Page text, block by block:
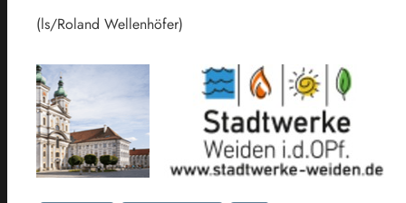
(ls/Roland Wellenhöfer)